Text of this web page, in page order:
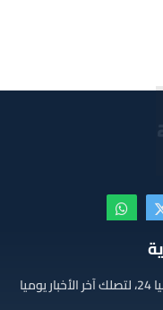
X
(Twitter)
واتساب